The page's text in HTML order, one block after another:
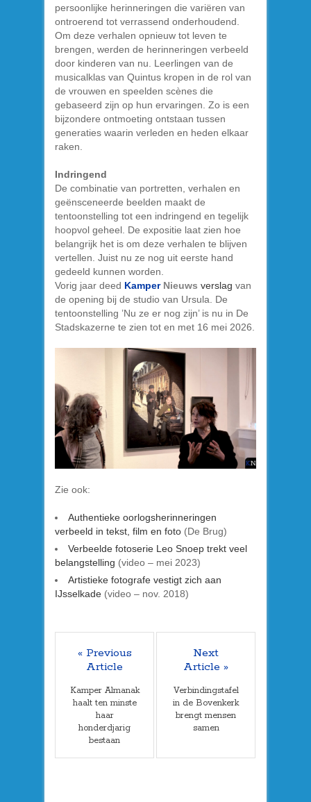
persoonlijke herinneringen die variëren van
ontroerend tot verrassend onderhoudend.
Om deze verhalen opnieuw tot leven te
brengen, werden de herinneringen verbeeld
door kinderen van nu. Leerlingen van de
musicalklas van Quintus kropen in de rol van
de vrouwen en speelden scènes die
gebaseerd zijn op hun ervaringen. Zo is een
bijzondere ontmoeting ontstaan tussen
generaties waarin verleden en heden elkaar
raken.
Indringend
De combinatie van portretten, verhalen en
geënsceneerde beelden maakt de
tentoonstelling tot een indringend en tegelijk
hoopvol geheel. De expositie laat zien hoe
belangrijk het is om deze verhalen te blijven
vertellen. Juist nu ze nog uit eerste hand
gedeeld kunnen worden.
Vorig jaar deed Kamper Nieuws verslag van
de opening bij de studio van Ursula. De
tentoonstelling ’Nu ze er nog zijn’ is nu in De
Stadskazerne te zien tot en met 16 mei 2026.
Zie ook:
Authentieke oorlogsherinneringen
verbeeld in tekst, film en foto (De Brug)
Verbeelde fotoserie Leo Snoep trekt veel
belangstelling (video – mei 2023)
Artistieke fotografe vestigt zich aan
IJsselkade (video – nov. 2018)
« Previous
Article
Kamper Almanak
haalt ten minste
haar
honderdjarig
bestaan
Next
Article »
Verbindingstafel
in de Bovenkerk
brengt mensen
samen